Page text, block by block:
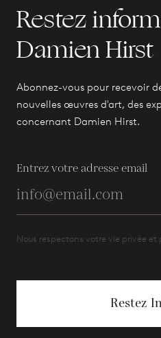
Restez
Damien Hirst
Abonnez-vous pour recevoir
nouvelles œuvres d'art, des
concernant Damien Hirst.
Entrez votre adresse email
Nous respectons votre vie privée
Restez